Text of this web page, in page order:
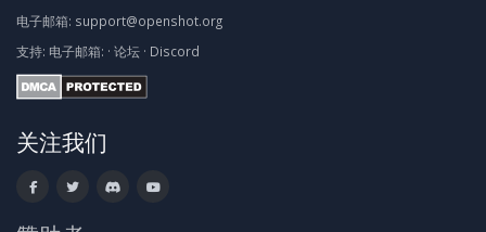
电子邮箱: support@openshot.org
支持: 电子邮箱: · 论坛 · Discord
关注我们